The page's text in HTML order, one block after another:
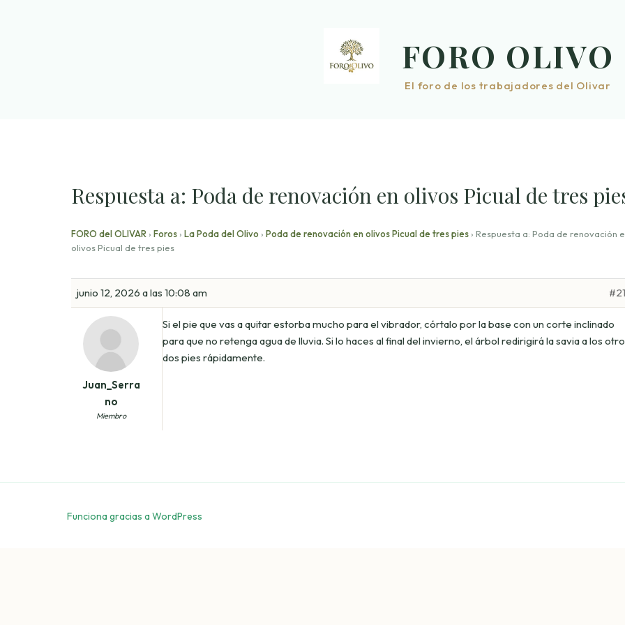
FORO OLIVO
El foro de los trabajadores del Olivar
Respuesta a: Poda de renovación en olivos Picual de tres
FORO del OLIVAR › Foros › La Poda del Olivo › Poda de renovación en olivos Picual de tres pies › Respuesta a: Poda de renovación
olivos Picual de tres pies
junio 12, 2026 a las 10:08 am
Juan_Serra
no
Miembro
Si el pie que vas a quitar estorba mucho para el vibrador, córtalo por la base con un corte inclinado
para que no retenga agua de lluvia. Si lo haces al final del invierno, el árbol redirigirá la savia a los
dos pies rápidamente.
Funciona gracias a WordPress